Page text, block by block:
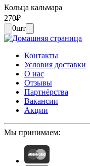
Кольца кальмара
270₽
0шт
Контакты
Условия доставки
О нас
Отзывы
Партнёрства
Вакансии
Акции
Мы принимаем: